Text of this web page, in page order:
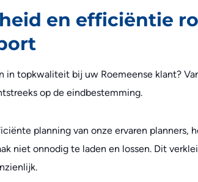
en efficiëntie
in topkwaliteit bij uw Roemeense klant?
op de eindbestemming.
planning van onze ervaren planners,
niet onnodig te laden en lossen. Dit